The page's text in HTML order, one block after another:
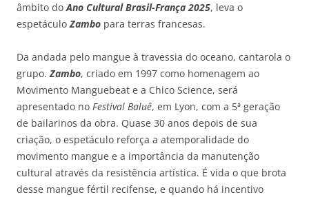
âmbito doAno CulturalBrasil-França2025, leva o
espetáculoZambo para terras francesas.
Da andada pelo mangue à travessia do oceano, cantarola o
grupo.Zambo, criado em 1997 como homenagem ao
Movimento Manguebeat e a Chico Science, será
apresentado no Festival Baluê, em Lyon, com a 5ª geração
de bailarinos da obra. Quase 30 anos depois de sua
criação, o espetáculo reforça a atemporalidade do
movimento mangue e a importância da manutenção
cultural através da resistência artística. É vida o que brota
desse mangue fértil recifense, e quando há incentivo